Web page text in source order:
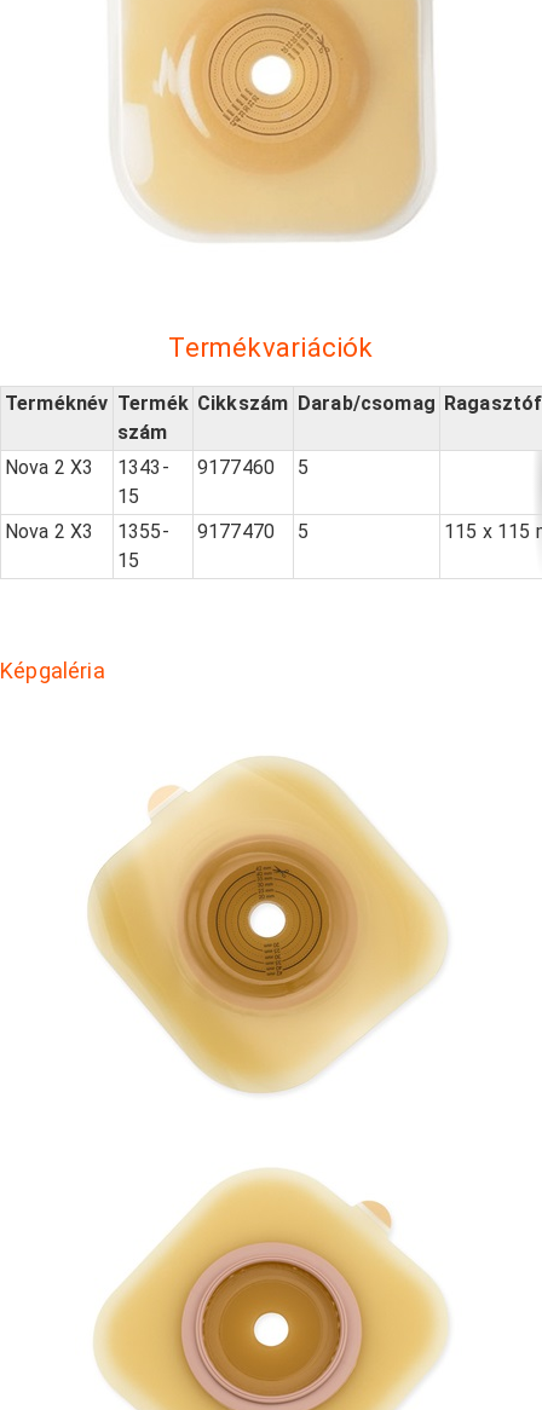
Termékvariációk
Terméknév Termék
szám
Cikkszám Darab/csomag
Nova 2 X3
1343-
15
9177460 5
Nova 2 X3
1355-
15
9177470 5 115 x 115
Képgaléria